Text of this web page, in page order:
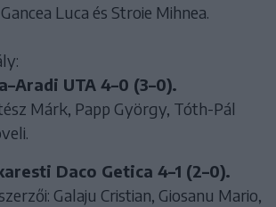
Luca és Stroie Mihnea.
UTA 4–0 (3–0).
Márk, Papp György, Tóth-Pál
Daco Getica 4–1 (2–0).
Galaju Cristian, Giosanu Mario,